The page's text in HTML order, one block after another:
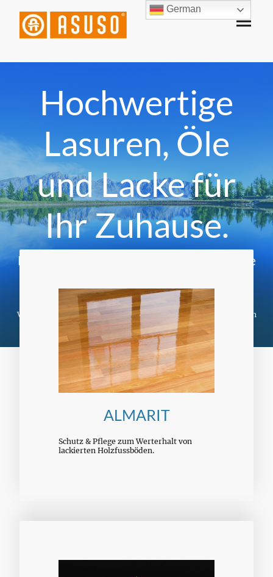
Hochwertige
Lasuren, Öle
und Lacke für
Ihr Zuhause.
Entdecken Sie die besten Produkte für Ihre
ASUSO bietet hochwertige Produkte für ein makelloses Finish.
Unsere Sortiment zeichnen sich durch hohe Qualität, einfache
Verarbeitung und ökologische Zusammensetzung aus. Entdecken
Sie jetzt unsere innovativen Lösungen.
ALMARIT
Schutz & Pflege zum Werterhalt von
lackierten Holzfussböden.
German